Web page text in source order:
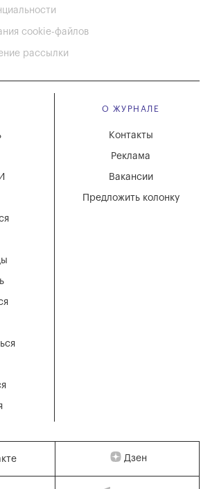
cookie-файлов
рассылки
О ЖУРНАЛЕ
Вакансии
Реклама
Контакты
Предложить колонку
Дзен